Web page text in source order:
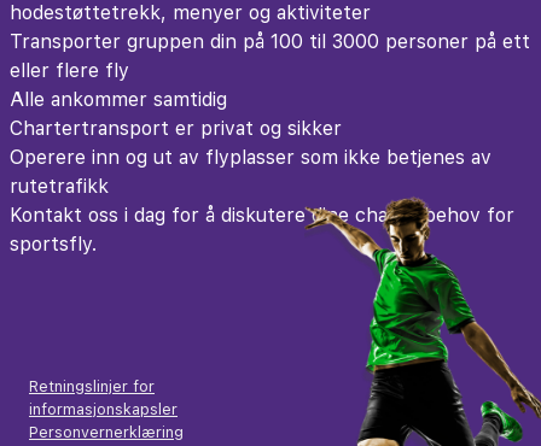
hodestøttetrekk, menyer og aktiviteter
Transporter gruppen din på 100 til 3000 personer på ett
eller flere fly
Alle ankommer samtidig
Chartertransport er privat og sikker
Operere inn og ut av flyplasser som ikke betjenes av
rutetrafikk
Kontakt oss i dag for å diskutere dine charterbehov for
sportsfly.
Retningslinjer for
informasjonskapsler
Personvernerklæring